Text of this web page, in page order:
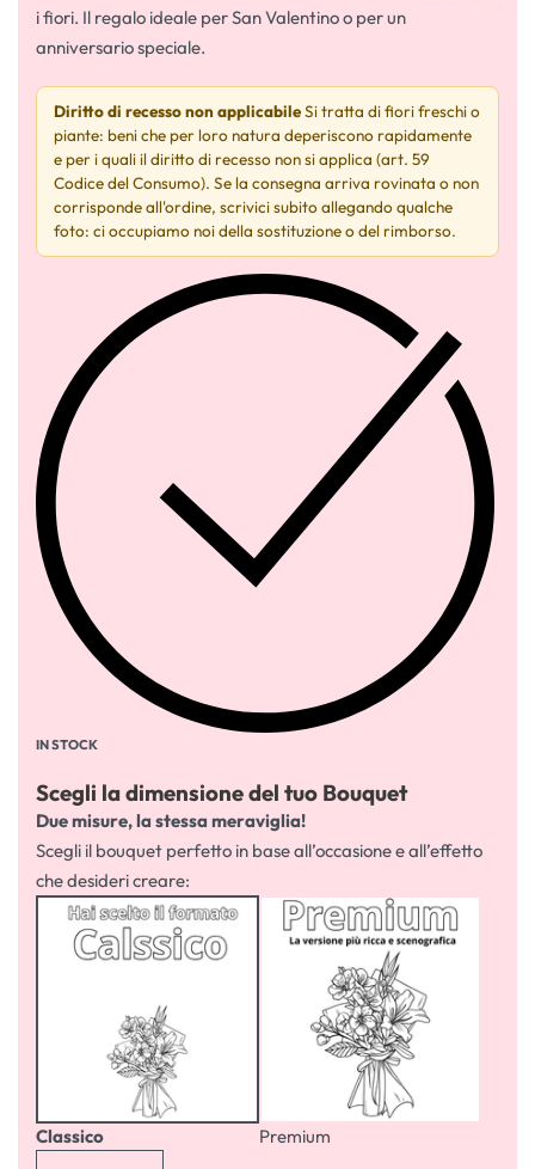
i fiori. Il regalo ideale per San Valentino o per un
anniversario speciale.
Diritto di recesso non applicabileSi tratta di fiori freschi o
piante: beni che per loro natura deperiscono rapidamente
e per i quali il diritto di recesso non si applica (art. 59
Codice del Consumo). Se la consegna arriva rovinata o non
corrisponde all'ordine, scrivici subito allegando qualche
foto: ci occupiamo noi della sostituzione o del rimborso.
IN STOCK
Scegli la dimensione del tuo Bouquet
Due misure, la stessa meraviglia!
Scegli il bouquet perfetto in base all’occasione e all’effetto
che desideri creare:
Classico Premium